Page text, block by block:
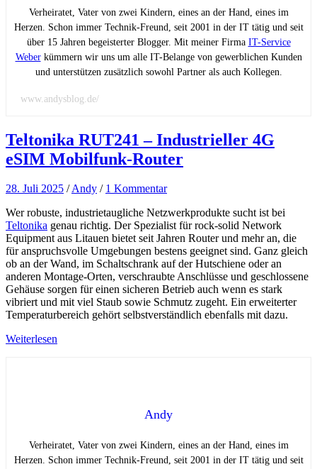
Verheiratet, Vater von zwei Kindern, eines an der Hand, eines im
Herzen. Schon immer Technik-Freund, seit 2001 in der IT tätig und seit
über 15 Jahren begeisterter Blogger. Mit meiner Firma IT-Service
Weberkümmern wir uns um alle IT-Belange von gewerblichen Kunden
und unterstützen zusätzlich sowohl Partner als auch Kollegen.
www.andysblog.de/
Teltonika RUT241 – Industrieller 4G
eSIM Mobilfunk-Router
28. Juli 2025 /Andy / 1 Kommentar
Wer robuste, industrietaugliche Netzwerkprodukte sucht ist bei
Teltonika genau richtig. Der Spezialist für rock-solid Network
Equipment aus Litauen bietet seit Jahren Router und mehr an, die
für anspruchsvolle Umgebungen bestens geeignet sind. Ganz gleich
ob an der Wand, im Schaltschrank auf der Hutschiene oder an
anderen Montage-Orten, verschraubte Anschlüsse und geschlossene
Gehäuse sorgen für einen sicheren Betrieb auch wenn es stark
vibriert und mit viel Staub sowie Schmutz zugeht. Ein erweiterter
Temperaturbereich gehört selbstverständlich ebenfalls mit dazu.
Weiterlesen
Andy
Verheiratet, Vater von zwei Kindern, eines an der Hand, eines im
Herzen. Schon immer Technik-Freund, seit 2001 in der IT tätig und seit